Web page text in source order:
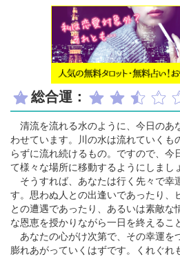
総合運：
清流を流れる水のように、今日のあ
わせています。川の水は流れていくも
らずに流れ続けるもの。ですので、今
て様々な場所に移動するようにしまし
そうすれば、あなたは行く先々で幸
す。思わぬ人との出逢いであったり、
との遭遇であったり、あるいは素敵
な恩恵を授かりながら一日を終えるこ
あなたの心がけ次第で、その幸運を
膨れあがっていくはずです。くれぐれ